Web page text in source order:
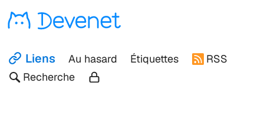
Liens Au hasard Étiquettes
RSS
Recherche